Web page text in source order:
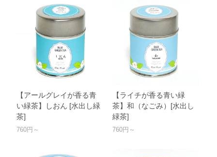
【アールグレイが香る青
い緑茶】しおん [水出し緑
茶]
760円～
【ライチが香る青い緑
茶】和（なごみ）[水出し
緑茶]
760円～